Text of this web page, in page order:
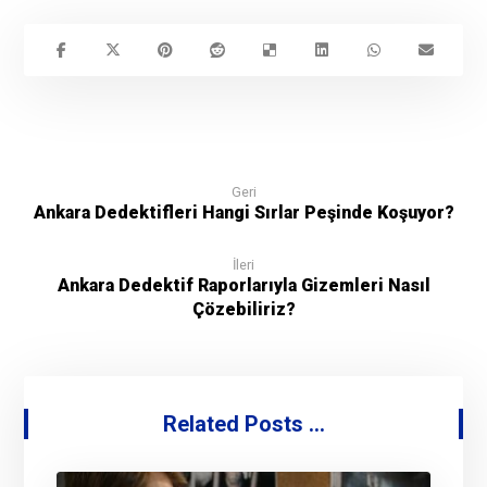
Geri
Ankara Dedektifleri Hangi Sırlar Peşinde Koşuyor?
İleri
Ankara Dedektif Raporlarıyla Gizemleri Nasıl
Çözebiliriz?
Related Posts ...